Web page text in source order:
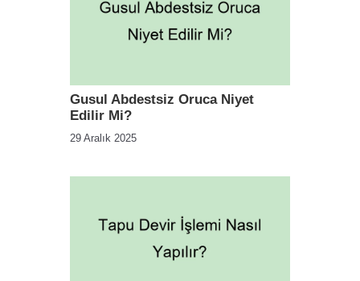
Gusul Abdestsiz Oruca Niyet
Edilir Mi?
29 Aralık 2025